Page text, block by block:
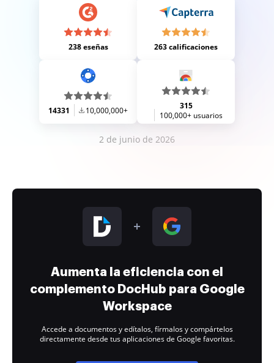
238 eseñas 263 calificaciones
14331 10,000,000+
315
100,000+ usuarios
2 de junio de 2026
Aumenta la eficiencia con el
complemento DocHub para Google
Workspace
Accede a documentos y edítalos, fírmalos y compártelos
directamente desde tus aplicaciones de Google favoritas.